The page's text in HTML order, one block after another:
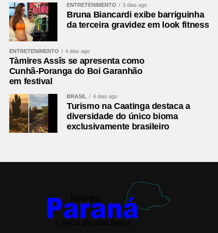
ENTRETENIMENTO 3 dias ago
Bruna Biancardi exibe barriguinha
da terceira gravidez em look fitness
ENTRETENIMENTO 4 dias ago
Tàmires Assîs se apresenta como
Cunhã-Poranga do Boi Garanhão
em festival
BRASIL 4 dias ago
Turismo na Caatinga destaca a
diversidade do único bioma
exclusivamente brasileiro